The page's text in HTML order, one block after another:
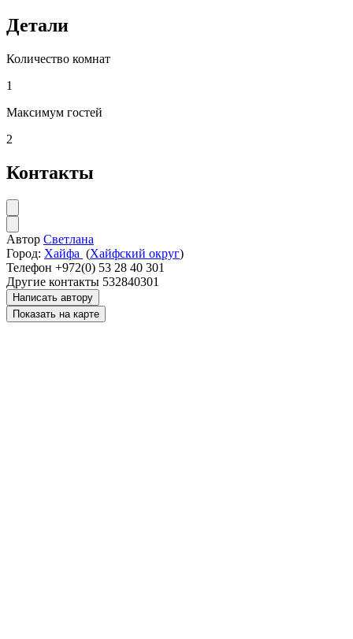
Детали
Количество комнат
1
Максимум гостей
2
Контакты
Автор Светлана
Город: Хайфа (Хайфский округ)
Телефон +972(0) 53 28 40 301
Другие контакты 532840301
Написать автору
Показать на карте